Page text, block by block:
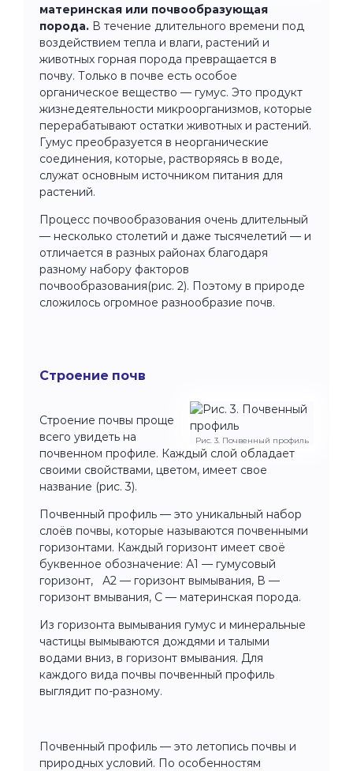
материнская или почвообразующая
порода. В течение длительного времени под
воздействием тепла и влаги, растений и
животных горная порода превращается в
почву. Только в почве есть особое
органическое вещество — гумус. Это продукт
жизнедеятельности микроорганизмов, которые
перерабатывают остатки животных и растений.
Гумус преобразуется в неорганические
соединения, которые, растворяясь в воде,
служат основным источником питания для
растений.
Процесс почвообразования очень длительный
— несколько столетий и даже тысячелетий — и
отличается в разных районах благодаря
разному набору факторов
почвообразования(рис. 2). Поэтому в природе
сложилось огромное разнообразие почв.
Строение почв
Рис. 3. Почвенный профиль
Строение почвы проще
всего увидеть на
почвенном профиле. Каждый слой обладает
своими свойствами, цветом, имеет свое
название (рис. 3).
Почвенный профиль — это уникальный набор
слоёв почвы, которые называются почвенными
горизонтами. Каждый горизонт имеет своё
буквенное обозначение: А1 — гумусовый
горизонт, А2 — горизонт вымывания, В —
горизонт вмывания, С — материнская порода.
Из горизонта вымывания гумус и минеральные
частицы вымываются дождями и талыми
водами вниз, в горизонт вмывания. Для
каждого вида почвы почвенный профиль
выглядит по-разному.
Почвенный профиль — это летопись почвы и
природных условий. По особенностям